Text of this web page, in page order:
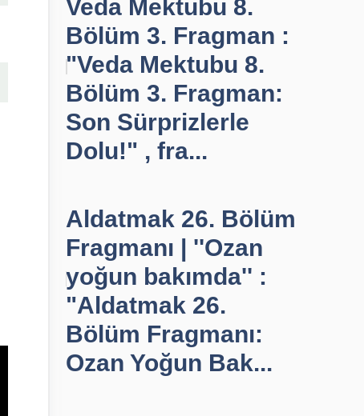
Veda Mektubu 8.
Bölüm 3. Fragman :
"Veda Mektubu 8.
Bölüm 3. Fragman:
Son Sürprizlerle
Dolu!" , fra...
Aldatmak 26. Bölüm
Fragmanı | ''Ozan
yoğun bakımda'' :
"Aldatmak 26.
Bölüm Fragmanı:
Ozan Yoğun Bak...